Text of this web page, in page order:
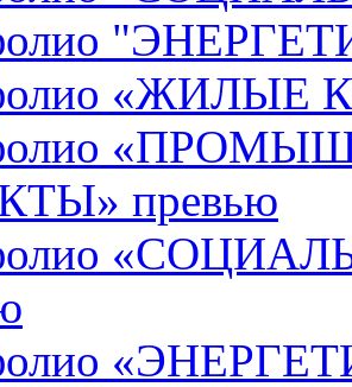
«ЖИЛЫЕ
превью